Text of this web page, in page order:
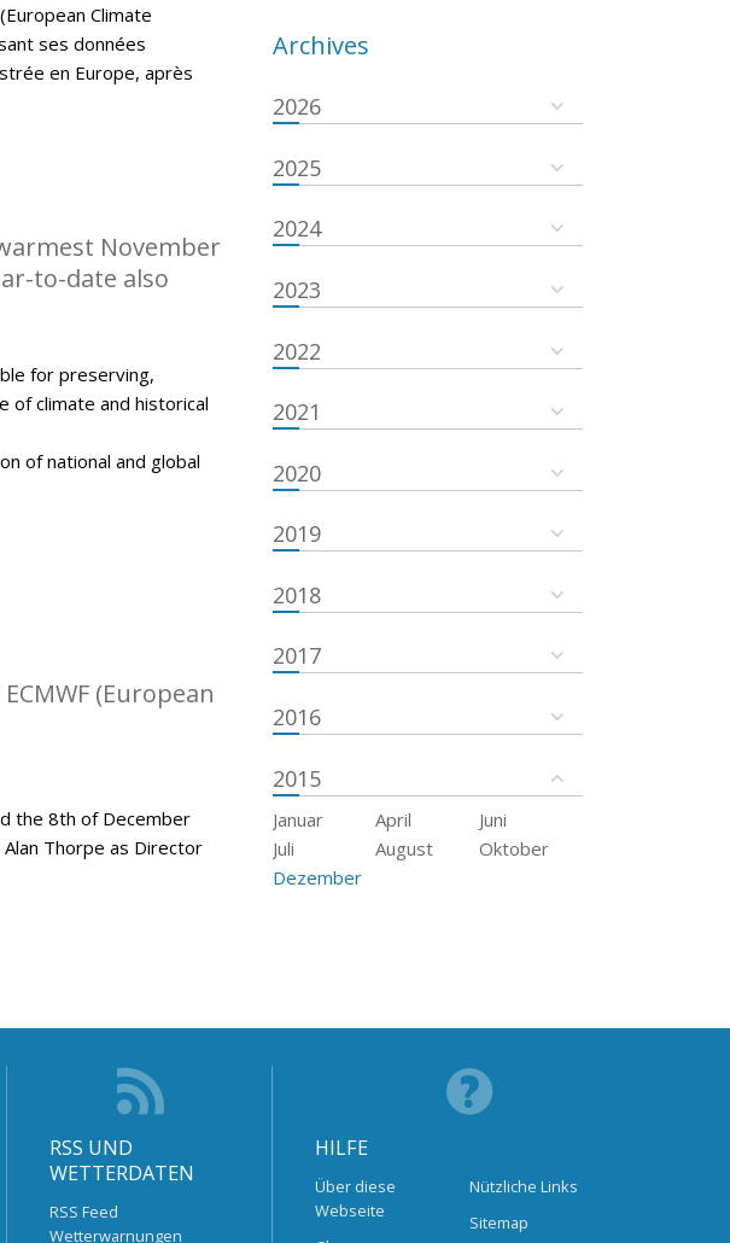
Climate
ses données
en Europe, après
November
to-date also
for preserving,
of climate and historical
of national and global
ECMWF (European
the 8th of December
Thorpe as Director
Archives
2026
2025
2024
2023
2022
2021
2020
2019
2018
2017
2016
2015
Januar April
Juni
Juli
August
Oktober
Dezember
RSS UND
WETTERDATEN
RSS Feed
Wetterwarnungen
HILFE
Über diese
Webseite
Nützliche Links
Sitemap